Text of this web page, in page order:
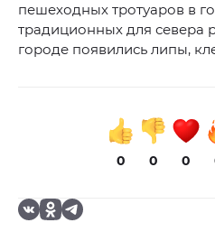
пешеходных тротуаров в
традиционных для севера
городе появились липы,
0 0 0